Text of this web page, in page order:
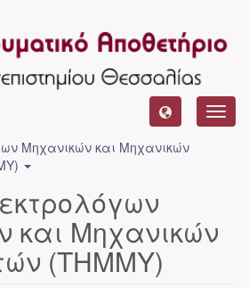
Μηχανικών και Μηχανικών
και Μηχανικών
(ΤΗΜΜΥ)